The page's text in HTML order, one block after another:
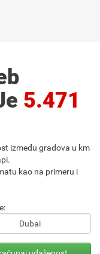
5.471
između gradova u km
kao na primeru i